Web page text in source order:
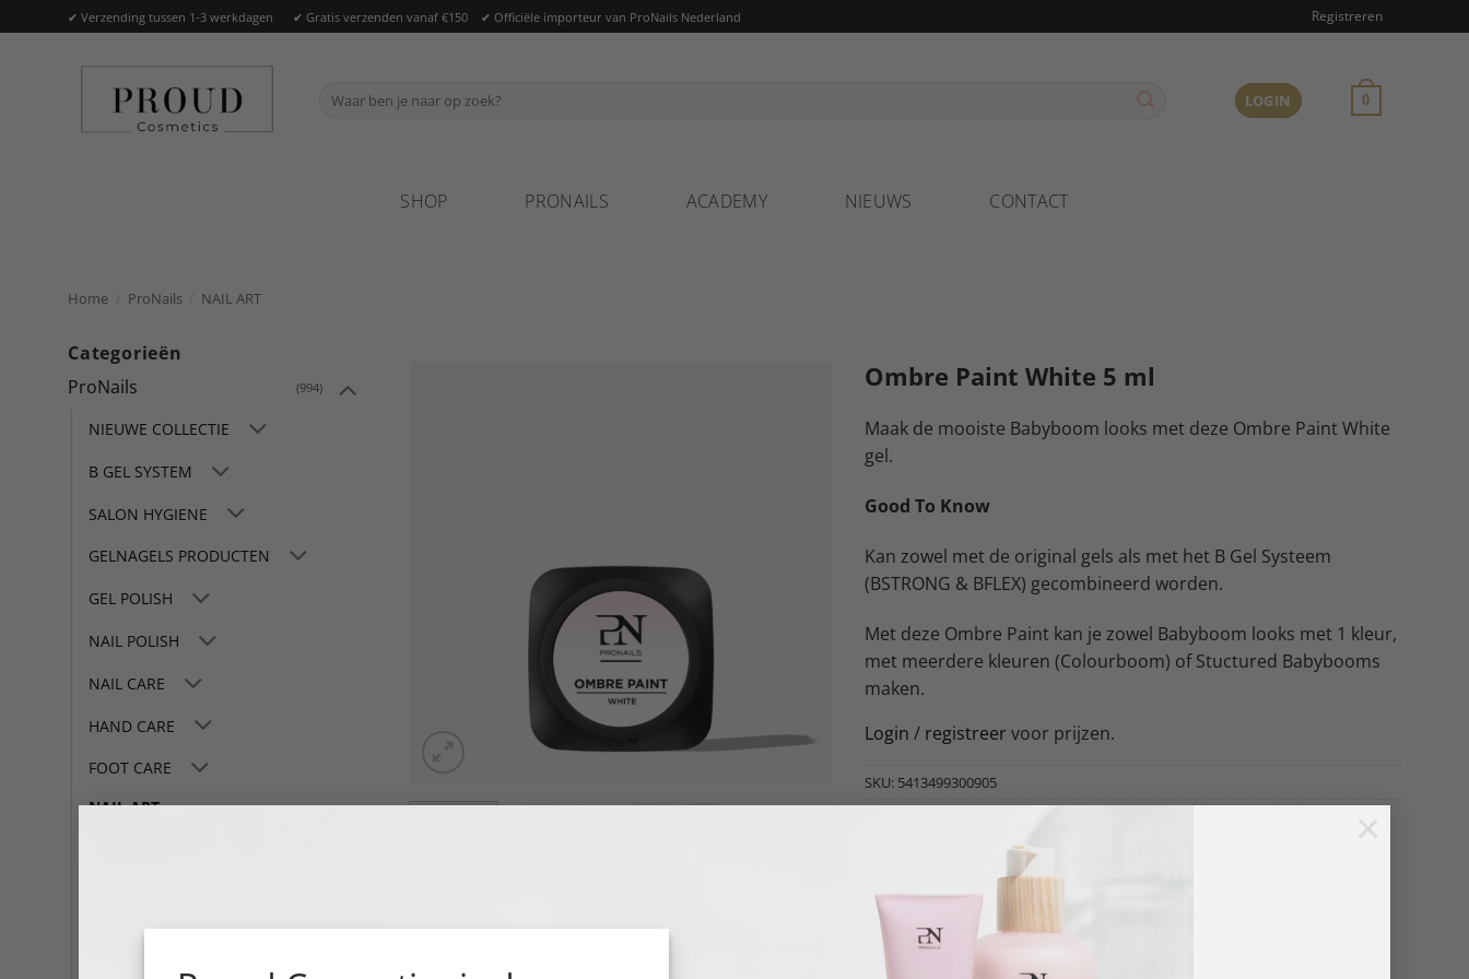
×
naar
✔ Verzending tussen 1-3 werkdagen ✔ Gratis verzenden vanaf €150 ✔ Officiële importeur van ProNails Nederland Registreren
Zoeken
LOGIN 0
SHOP PRONAILS ACADEMY NIEUWS CONTACT
Home ProNails NAIL ART
Categorieën
ProNails
(994)
NIEUWE COLLECTIE
B GEL SYSTEM
SALON HYGIENE
GELNAGELS PRODUCTEN
GEL POLISH
NAIL POLISH
NAIL CARE
HAND CARE
FOOT CARE
NAIL ART
Ombre Paint White 5 ml
Maak de mooiste Babyboom looks met deze Ombre Paint White
gel.
Good To Know
Kan zowel met de original gels als met het B Gel Systeem
(BSTRONG & BFLEX) gecombineerd worden.
Met deze Ombre Paint kan je zowel Babyboom looks met 1 kleur,
met meerdere kleuren (Colourboom) of Stuctured Babybooms
maken.
Login / registreer voor prijzen.
SKU: 5413499300905